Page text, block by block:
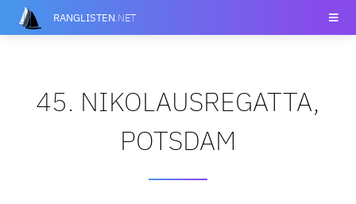
RANGLISTEN.NET
45. NIKOLAUSREGATTA,
POTSDAM